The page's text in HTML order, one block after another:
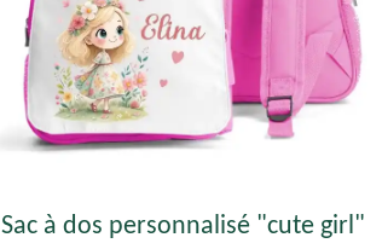
Sac à dos personnalisé "cute girl"